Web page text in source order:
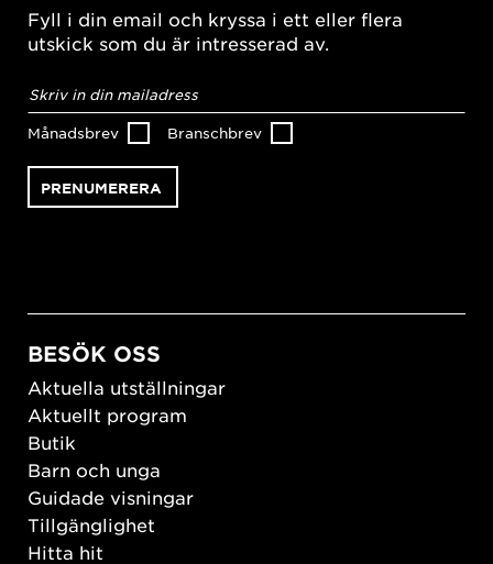
Fyll i din email och kryssa i ett eller flera
utskick som du är intresserad av.
postadress*
Månadsbrev Branschbrev
BESÖK OSS
Aktuella utställningar
Aktuellt program
Butik
Barn och unga
Guidade visningar
Tillgänglighet
Hitta hit